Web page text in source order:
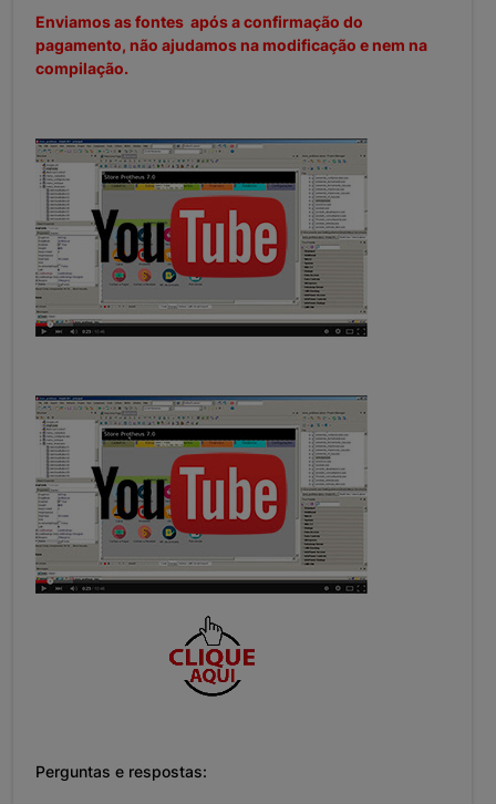
Enviamos as fontes após a confirmação do
pagamento, não ajudamos na modificação e nem na
compilação.
Perguntas e respostas: